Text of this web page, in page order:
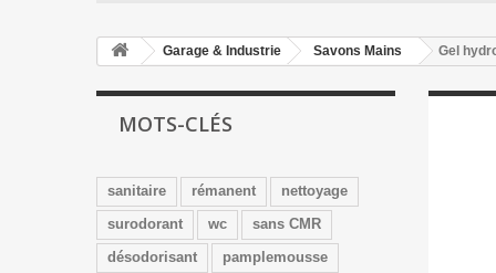
Garage & Industrie Savons Mains Gel
MOTS-CLÉS
sanitaire rémanent
nettoyage
surodorant
wc
sans CMR
désodorisant
pamplemousse